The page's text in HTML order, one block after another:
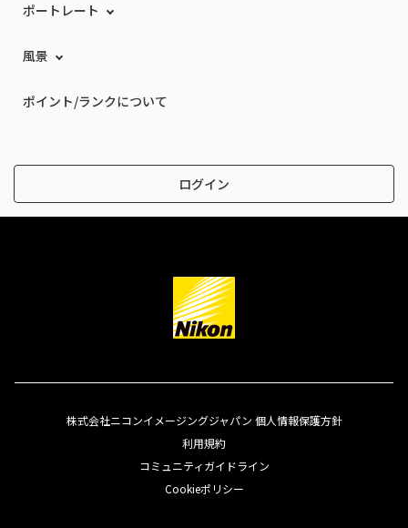
ポートレート
風景
ポイント/ランクについて
ログイン
株式会社ニコンイメージングジャパン 個人情報保護方針
利用規約
コミュニティガイドライン
Cookieポリシー